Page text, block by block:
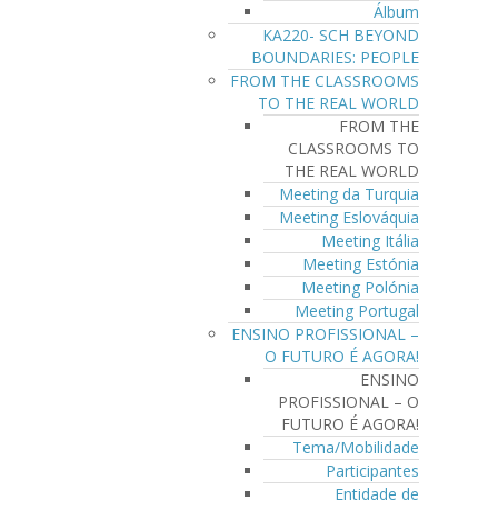
Álbum
KA220- SCH BEYOND
BOUNDARIES: PEOPLE
FROM THE CLASSROOMS
TO THE REAL WORLD
FROM THE
CLASSROOMS TO
THE REAL WORLD
Meeting da Turquia
Meeting Eslováquia
Meeting Itália
Meeting Estónia
Meeting Polónia
Meeting Portugal
ENSINO PROFISSIONAL –
O FUTURO É AGORA!
ENSINO
PROFISSIONAL – O
FUTURO É AGORA!
Tema/Mobilidade
Participantes
Entidade de